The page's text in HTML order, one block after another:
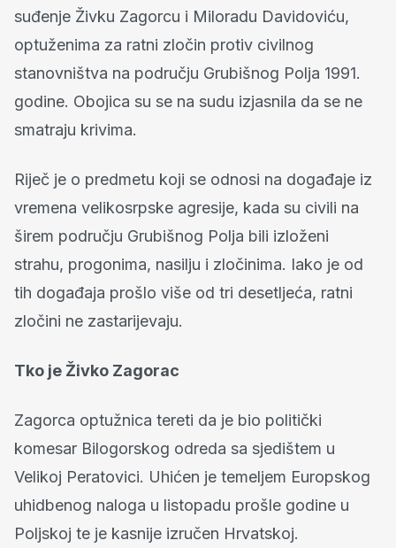
suđenje Živku Zagorcu i Miloradu Davidoviću,
optuženima za ratni zločin protiv civilnog
stanovništva na području Grubišnog Polja 1991.
godine. Obojica su se na sudu izjasnila da se ne
smatraju krivima.
Riječ je o predmetu koji se odnosi na događaje iz
vremena velikosrpske agresije, kada su civili na
širem području Grubišnog Polja bili izloženi
strahu, progonima, nasilju i zločinima. Iako je od
tih događaja prošlo više od tri desetljeća, ratni
zločini ne zastarijevaju.
Tko je Živko Zagorac
Zagorca optužnica tereti da je bio politički
komesar Bilogorskog odreda sa sjedištem u
Velikoj Peratovici. Uhićen je temeljem Europskog
uhidbenog naloga u listopadu prošle godine u
Poljskoj te je kasnije izručen Hrvatskoj.